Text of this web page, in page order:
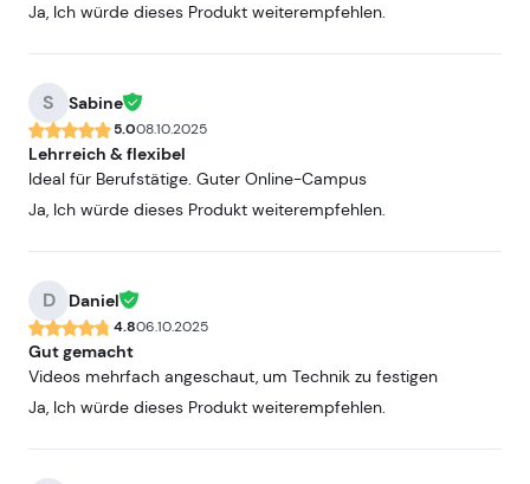
Ja, Ich würde dieses Produkt weiterempfehlen.
S Sabine
5.008.10.2025
Lehrreich & flexibel
Ideal für Berufstätige. Guter Online-Campus
Ja, Ich würde dieses Produkt weiterempfehlen.
D Daniel
4.806.10.2025
Gut gemacht
Videos mehrfach angeschaut, um Technik zu festigen
Ja, Ich würde dieses Produkt weiterempfehlen.